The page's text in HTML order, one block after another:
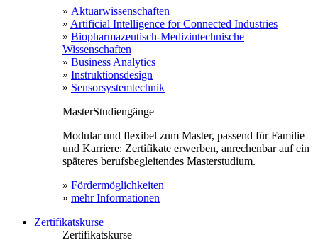
» Aktuarwissenschaften
» Artificial Intelligence for Connected Industries
» Biopharmazeutisch-Medizintechnische
Wissenschaften
» Business Analytics
» Instruktionsdesign
» Sensorsystemtechnik
MasterStudiengänge
Modular und flexibel zum Master, passend für Familie
und Karriere: Zertifikate erwerben, anrechenbar auf ein
späteres berufsbegleitendes Masterstudium.
» Fördermöglichkeiten
» mehr Informationen
Zertifikatskurse
Zertifikatskurse